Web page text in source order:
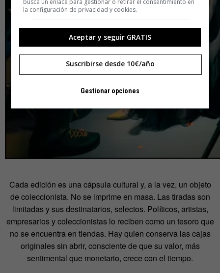
Cada edición es una cápsula cultural y, a la vez, un objeto
de coleccionista. No se imprime en masa. Las tiradas son
limitadas y sus destinatarios, selectos. Políticos, artistas,
empresarios y coleccionistas lo reciben como un tesoro que
no se encuentra en tiendas. Hay quien conserva las cajas
originales sin abrir, consciente de que su valor, más
sentimental que monetario, crece con el tiempo.
busca un enlace para gestionar o retirar el consentimiento en
la configuración de privacidad y cookies.
Aceptar y seguir GRATIS
Suscribirse desde 10€/año
Gestionar opciones